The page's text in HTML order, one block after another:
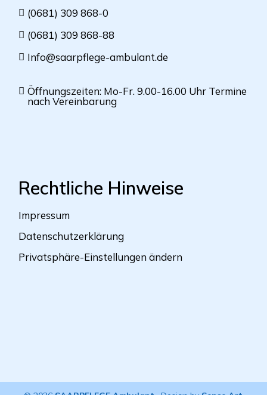
(0681) 309 868-0
(0681) 309 868-88
Info@saarpflege-ambulant.de
Öffnungszeiten: Mo-Fr. 9.00-16.00 Uhr Termine
nach Vereinbarung
Rechtliche Hinweise
Impressum
Datenschutzerklärung
Privatsphäre-Einstellungen ändern